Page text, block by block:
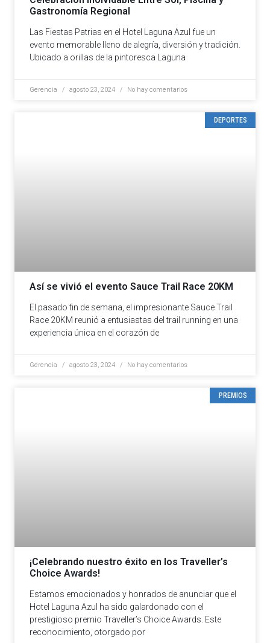
Gastronomía Regional
Las Fiestas Patrias en el Hotel Laguna Azul fue un
evento memorable lleno de alegría, diversión y tradición.
Ubicado a orillas de la pintoresca Laguna
Gerencia agosto 23, 2024 No hay comentarios
DEPORTES
Así se vivió el evento Sauce Trail Race 20KM
El pasado fin de semana, el impresionante Sauce Trail
Race 20KM reunió a entusiastas del trail running en una
experiencia única en el corazón de
Gerencia agosto 23, 2024 No hay comentarios
PREMIOS
¡Celebrando nuestro éxito en los Traveller’s
Choice Awards!
Estamos emocionados y honrados de anunciar que el
Hotel Laguna Azul ha sido galardonado con el
prestigioso premio Traveller’s Choice Awards. Este
reconocimiento, otorgado por